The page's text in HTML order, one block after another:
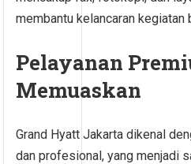
membantu kelancaran
Pelayanan
Memuaskan
Grand Hyatt Jakarta dikenal
dan profesional, yang menjadi